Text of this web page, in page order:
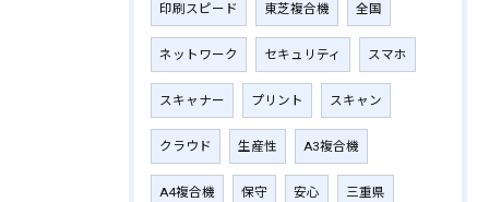
印刷スピード 東芝複合機 全国
ネットワーク セキュリティ スマホ
スキャナー プリント スキャン
クラウド 生産性 A3複合機
A4複合機 保守 安心 三重県